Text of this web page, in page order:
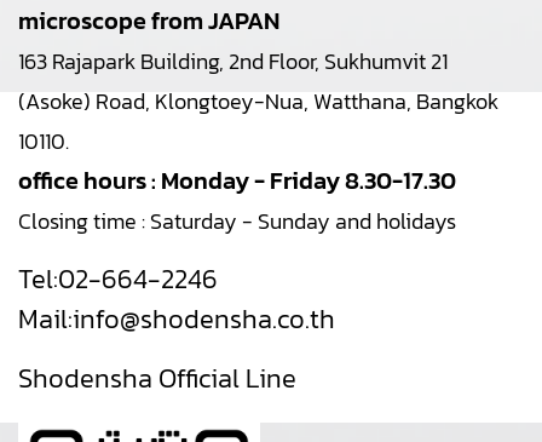
microscope from JAPAN
163 Rajapark Building, 2nd Floor, Sukhumvit 21
(Asoke) Road, Klongtoey-Nua, Watthana, Bangkok
10110.
office hours : Monday - Friday 8.30-17.30
Closing time : Saturday - Sunday and holidays
Tel:02-664-2246
Mail:info@shodensha.co.th
Shodensha Official Line